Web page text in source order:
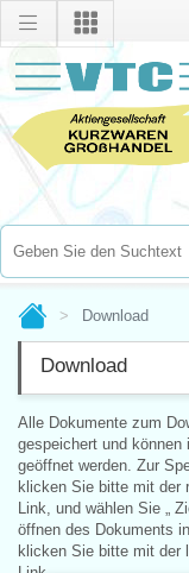
Download
Download
Alle Dokumente zum
gespeichert und können
geöffnet werden. Zur
klicken Sie bitte mit der
Link, und wählen Sie „
öffnen des Dokuments
klicken Sie bitte mit der